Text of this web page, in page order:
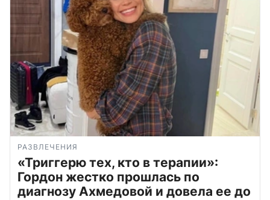
РАЗВЛЕЧЕНИЯ
«Триггерю тех, кто в терапии»:
Гордон жестко прошлась по
диагнозу Ахмедовой и довела ее до